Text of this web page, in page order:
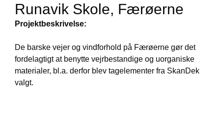
Runavik Skole, Færøerne
Projektbeskrivelse:
De barske vejer og vindforhold på Færøerne gør det
fordelagtigt at benytte vejrbestandige og uorganiske
materialer, bl.a. derfor blev tagelementer fra SkanDek
valgt.